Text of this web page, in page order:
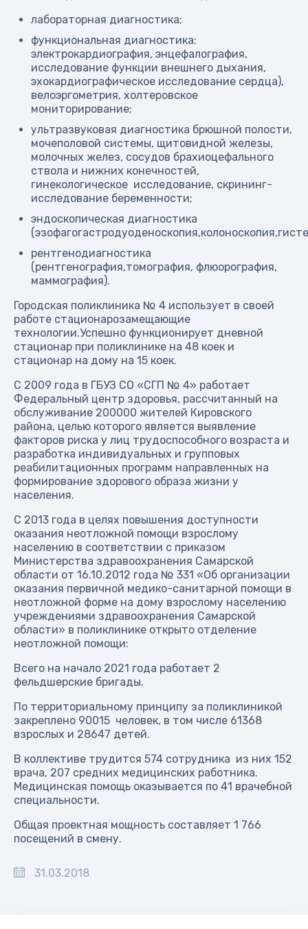
лабораторная диагностика;
функциональная диагностика:
электрокардиография, энцефалография,
исследование функции внешнего дыхания,
эхокардиографическое исследование сердца),
велоэргометрия, холтеровское
мониторирование;
ультразвуковая диагностика брюшной полости,
мочеполовой системы, щитовидной железы,
молочных желез, сосудов брахиоцефального
ствола и нижних конечностей,
гинекологическое исследование, скрининг-
исследование беременности;
эндоскопическая диагностика
рентгенодиагностика
(рентгенография,томография, флюорография,
маммография).
Городская поликлиника № 4 использует в своей
работе стационарозамещающие
технологии.Успешно функционирует дневной
стационар при поликлинике на 48 коек и
стационар на дому на 15 коек.
С 2009 года в ГБУЗ СО «СГП № 4» работает
Федеральный центр здоровья, рассчитанный на
обслуживание 200000 жителей Кировского
района, целью которого является выявление
факторов риска у лиц трудоспособного возраста и
разработка индивидуальных и групповых
реабилитационных программ направленных на
формирование здорового образа жизни у
населения.
С 2013 года в целях повышения доступности
оказания неотложной помощи взрослому
населению в соответствии с приказом
Министерства здравоохранения Самарской
области от 16.10.2012 года № 331 «Об организации
оказания первичной медико-санитарной помощи в
неотложной форме на дому взрослому населению
учреждениями здравоохранения Самарской
области» в поликлинике открыто отделение
неотложной помощи:
Всего на начало 2021 года работает 2
фельдшерские бригады.
По территориальному принципу за поликлиникой
закреплено 90015 человек, в том числе 61368
взрослых и 28647 детей.
В коллективе трудится 574 сотрудника из них 152
врача, 207 средних медицинских работника.
Медицинская помощь оказывается по 41 врачебной
специальности.
Общая проектная мощность составляет 1 766
посещений в смену.
31.03.2018